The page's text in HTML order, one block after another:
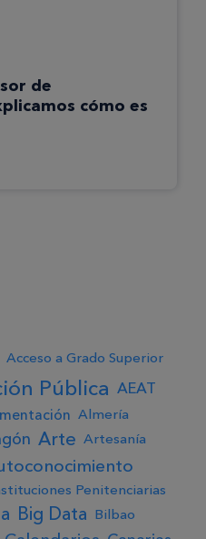
de
cómo es
Acceso a Grado Superior
Pública AEAT
Almería
Arte Artesanía
Penitenciarias
Big Data Bilbao